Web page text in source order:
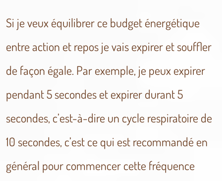
Si je veux équilibrer ce budget énergétique
entre action et repos je vais expirer et souffler
de façon égale. Par exemple, je peux expirer
pendant 5 secondes et expirer durant 5
secondes, c’est-à-dire un cycle respiratoire de
10 secondes, c’est ce qui est recommandé en
général pour commencer cette fréquence